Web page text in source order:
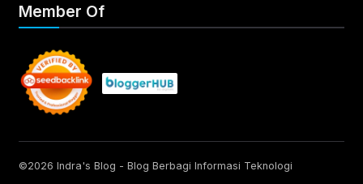
Member Of
©2026 Indra's Blog - Blog Berbagi Informasi Teknologi